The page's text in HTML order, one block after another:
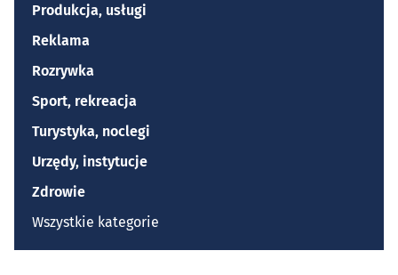
Produkcja, usługi
Reklama
Rozrywka
Sport, rekreacja
Turystyka, noclegi
Urzędy, instytucje
Zdrowie
Wszystkie kategorie